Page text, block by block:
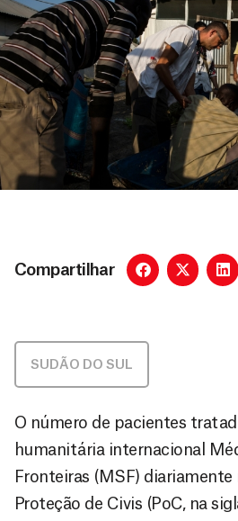
Compartilhar
SUDÃO DO SUL
O número de pacientes
humanitária internacional
Fronteiras (MSF) diariamente
Proteção de Civis (PoC, na